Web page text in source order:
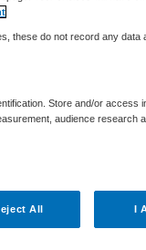
these do not record any data
Store and/or access
audience research
All I